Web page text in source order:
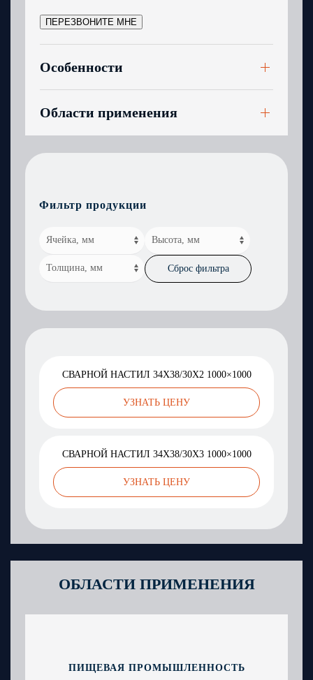
ПЕРЕЗВОНИТЕ МНЕ
Особенности
Области применения
Фильтр продукции
Сброс фильтра
СВАРНОЙ НАСТИЛ 34X38/30Х2 1000×1000
УЗНАТЬ ЦЕНУ
СВАРНОЙ НАСТИЛ 34X38/30Х3 1000×1000
УЗНАТЬ ЦЕНУ
ОБЛАСТИ ПРИМЕНЕНИЯ
ПИЩЕВАЯ ПРОМЫШЛЕННОСТЬ